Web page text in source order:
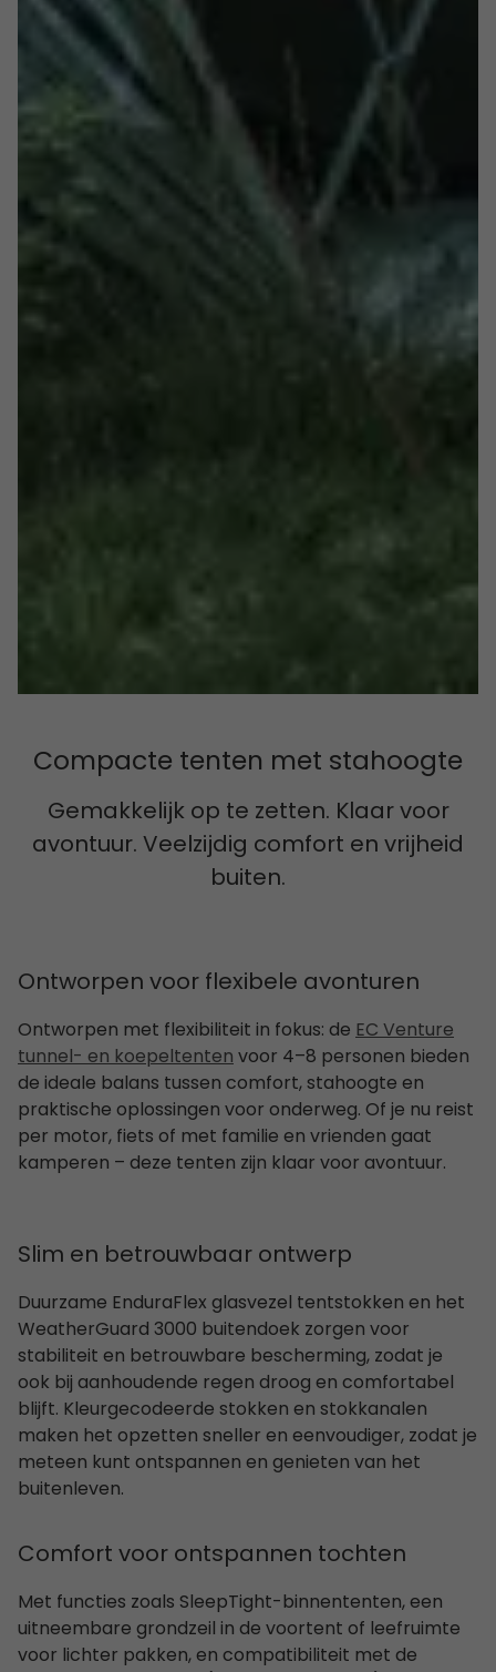
Compacte tenten met stahoogte
Gemakkelijk op te zetten. Klaar voor
avontuur. Veelzijdig comfort en vrijheid
buiten.
Ontworpen voor flexibele avonturen
Ontworpen met flexibiliteit in fokus: deEC Venture
tunnel- en koepeltentenvoor 4–8 personen bieden
de ideale balans tussen comfort, stahoogte en
praktische oplossingen voor onderweg. Of je nu reist
per motor, fiets of met familie en vrienden gaat
kamperen – deze tenten zijn klaar voor avontuur.
Slim en betrouwbaar ontwerp
Duurzame EnduraFlex glasvezel tentstokken en het
WeatherGuard 3000 buitendoek zorgen voor
stabiliteit en betrouwbare bescherming, zodat je
ook bij aanhoudende regen droog en comfortabel
blijft. Kleurgecodeerde stokken en stokkanalen
maken het opzetten sneller en eenvoudiger, zodat je
meteen kunt ontspannen en genieten van het
buitenleven.
Comfort voor ontspannen tochten
Met functies zoals SleepTight-binnententen, een
uitneembare grondzeil in de voortent of leefruimte
voor lichter pakken, en compatibiliteit met de